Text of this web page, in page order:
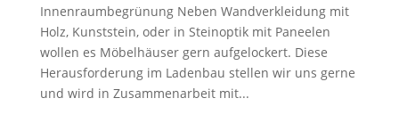
Innenraumbegrünung Neben Wandverkleidung mit
Holz, Kunststein, oder in Steinoptik mit Paneelen
wollen es Möbelhäuser gern aufgelockert. Diese
Herausforderung im Ladenbau stellen wir uns gerne
und wird in Zusammenarbeit mit...